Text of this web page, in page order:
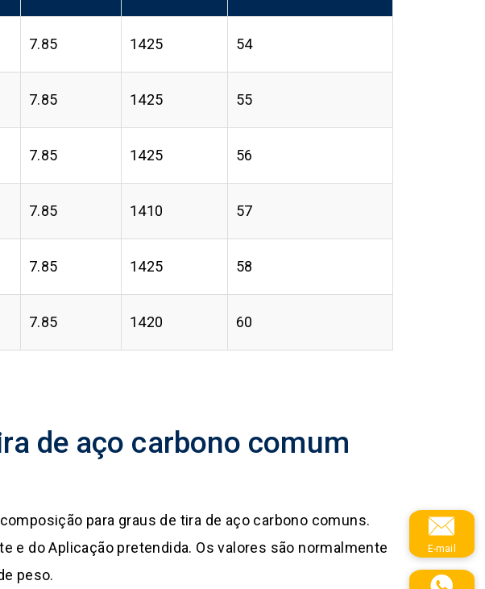
7.85 1425 54
7.85 1425 55
7.85 1425 56
7.85 1410 57
7.85 1425 58
7.85 1420 60
de aço carbono comum
para graus de tira de aço carbono comuns.
e do Aplicação pretendida. Os valores são normalmente
peso.
E-mail